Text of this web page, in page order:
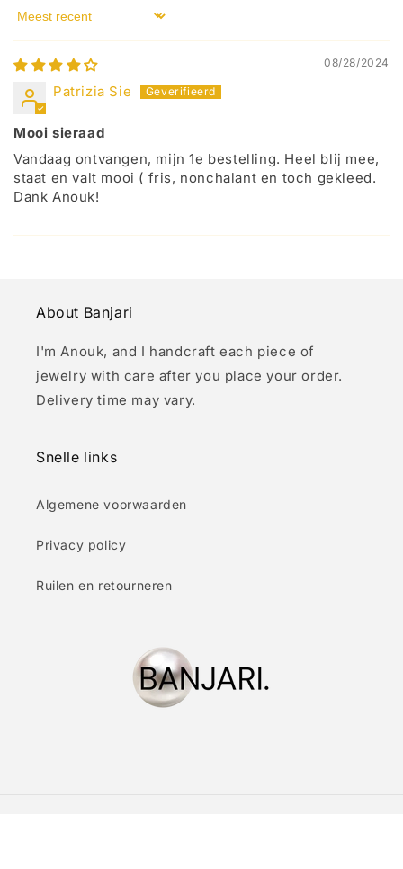
Sort by
08/28/2024
Patrizia Sie
Mooi sieraad
Vandaag ontvangen, mijn 1e bestelling. Heel blij mee,
staat en valt mooi ( fris, nonchalant en toch gekleed.
Dank Anouk!
About Banjari
I'm Anouk, and I handcraft each piece of
jewelry with care after you place your order.
Delivery time may vary.
Snelle links
Algemene voorwaarden
Privacy policy
Ruilen en retourneren